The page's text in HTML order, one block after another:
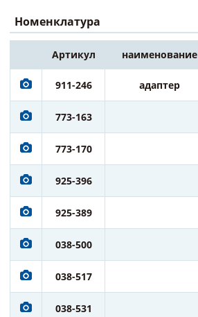
Номенклатура
Артикул наименование
911-246 адаптер
773-163
773-170
925-396
925-389
038-500
038-517
038-531